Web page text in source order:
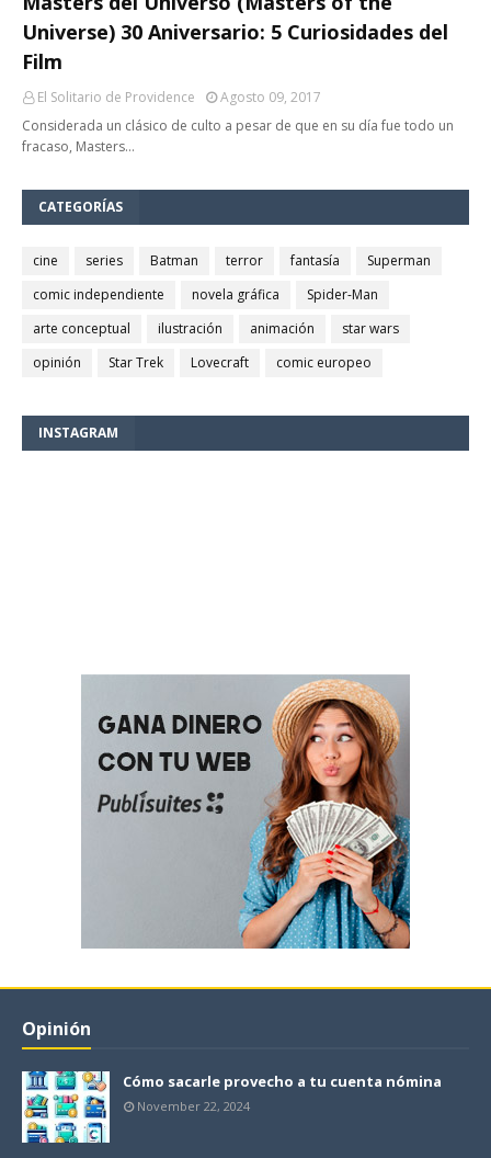
Universe) 30 Aniversario: 5 Curiosidades del
Film
El Solitario de Providence
Agosto 09, 2017
Considerada un clásico de culto a pesar de que en su día fue todo un
fracaso, Masters…
CATEGORÍAS
cine series Batman terror fantasía
Superman
comic independiente
novela gráfica
Spider-Man
arte conceptual
ilustración animación
star wars
opinión
Star Trek Lovecraft comic europeo
INSTAGRAM
Opinión
Cómo sacarle provecho a tu cuenta nómina
November 22, 2024